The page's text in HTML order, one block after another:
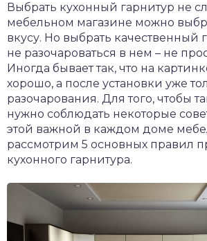
Выбрать кухонный гарнитур не
мебельном магазине можно
вкусу. Но выбрать качественный
не разочароваться в нем – не
Иногда бывает так, что на
хорошо, а после установки уже
разочарования. Для того, чтобы
нужно соблюдать некоторые
этой важной в каждом доме
рассмотрим 5 основных правил
кухонного гарнитура.